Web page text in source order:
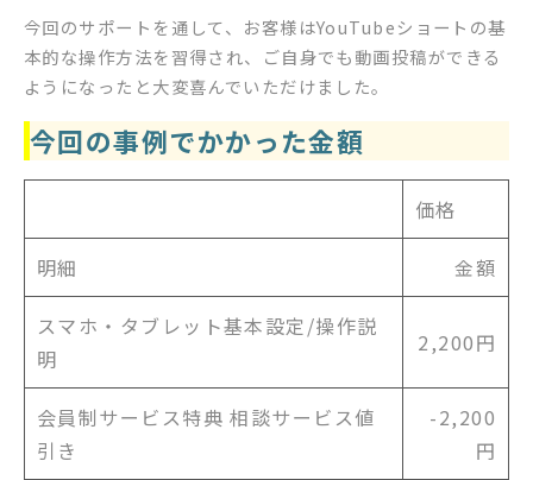
今回のサポートを通して、お客様はYouTubeショートの基
本的な操作方法を習得され、ご自身でも動画投稿ができる
ようになったと大変喜んでいただけました。
今回の事例でかかった金額
価格
明細 金額
スマホ・タブレット基本設定/操作説
明
2,200円
会員制サービス特典 相談サービス値
引き
-2,200
円